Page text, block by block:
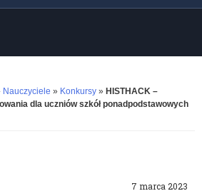
Nauczyciele » Konkursy » HISTHACK –
dla uczniów szkół ponadpodstawowych
7 marca 2023